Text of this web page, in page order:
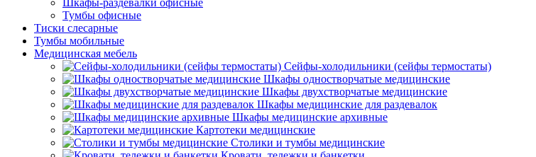
Шкафы-раздевалки офисные
Тумбы офисные
Тиски слесарные
Тумбы мобильные
Медицинская мебель
Сейфы-холодильники (сейфы термостаты)
Шкафы одностворчатые медицинские
Шкафы двухстворчатые медицинские
Шкафы медицинские для раздевалок
Шкафы медицинские архивные
Картотеки медицинские
Столики и тумбы медицинские